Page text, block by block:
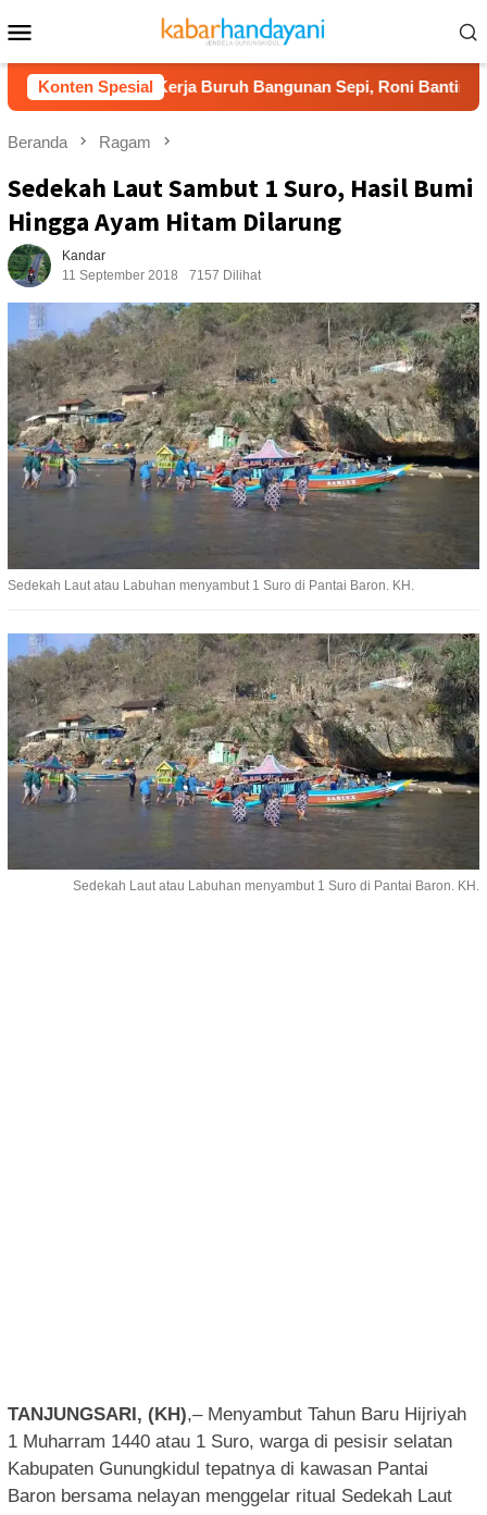
ke
kontenMobile
Konten Spesial
Kerja Buruh Bangunan Sepi, Roni Banting Stir Tanam
Beranda Ragam
Sedekah Laut Sambut 1 Suro, Hasil Bumi
Hingga Ayam Hitam Dilarung
Kandar
11 September 2018
7157 Dilihat
Sedekah Laut atau Labuhan menyambut 1 Suro di Pantai Baron. KH.
Sedekah Laut atau Labuhan menyambut 1 Suro di Pantai Baron. KH.
TANJUNGSARI, (KH),– Menyambut Tahun Baru Hijriyah
1 Muharram 1440 atau 1 Suro, warga di pesisir selatan
Kabupaten Gunungkidul tepatnya di kawasan Pantai
Baron bersama nelayan menggelar ritual Sedekah Laut